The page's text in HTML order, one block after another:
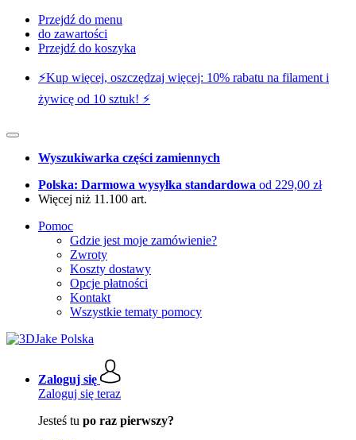
Przejdź do menu
do zawartości
Przejdź do koszyka
⚡️Kup więcej, oszczędzaj więcej: 10% rabatu na filament i
żywicę od 10 sztuk! ⚡️
Wyszukiwarka części zamiennych
Polska: Darmowa wysyłka standardowa od 229,00 zł
Więcej niż 11.100 art.
Pomoc
Gdzie jest moje zamówienie?
Zwroty
Koszty dostawy
Opcje płatności
Kontakt
Wszystkie tematy pomocy
Zaloguj się
Zaloguj się teraz
Jesteś tu po raz pierwszy?